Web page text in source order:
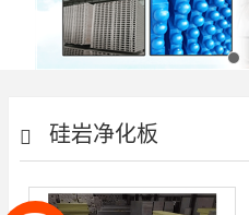
硅岩净化板